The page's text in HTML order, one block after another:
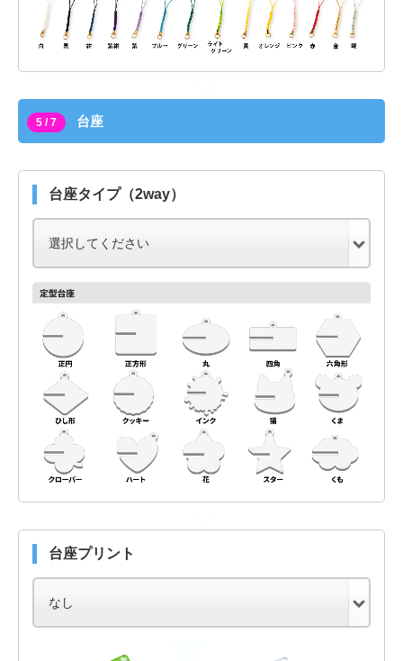
5 / 7 台座
台座タイプ（2way）
台座プリント